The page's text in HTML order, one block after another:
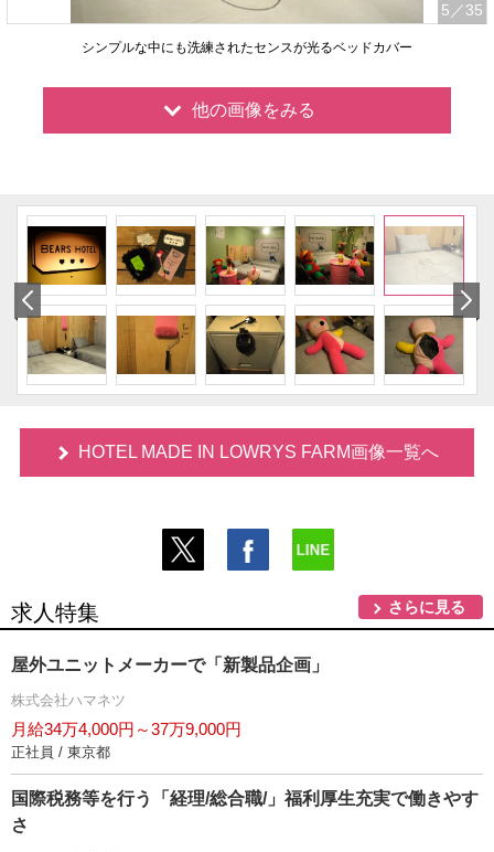
5 ／35
シンプルな中にも洗練されたセンスが光るベッドカバー
他の画像をみる
HOTEL MADE IN LOWRYS FARM画像一覧へ
求人特集 さらに見る
屋外ユニットメーカーで「新製品企画」
株式会社ハマネツ
月給34万4,000円～37万9,000円
正社員 / 東京都
国際税務等を行う「経理/総合職/」福利厚生充実で働きやす
さ